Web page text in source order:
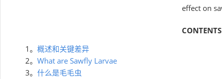
effect on
CONTENTS
1。 概述和关键差异
2。 What are Sawfly Larvae
3。 什么是毛毛虫